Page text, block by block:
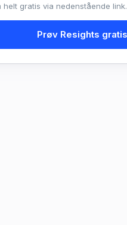
helt gratis via nedenstående link.
Prøv Resights gratis